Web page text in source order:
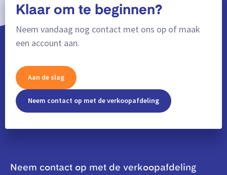
Klaar om te beginnen?
Neem vandaag nog contact met ons op of maak
een account aan.
Aan de slag
Neem contact op met de verkoopafdeling
Neem contact op met de verkoopafdeling